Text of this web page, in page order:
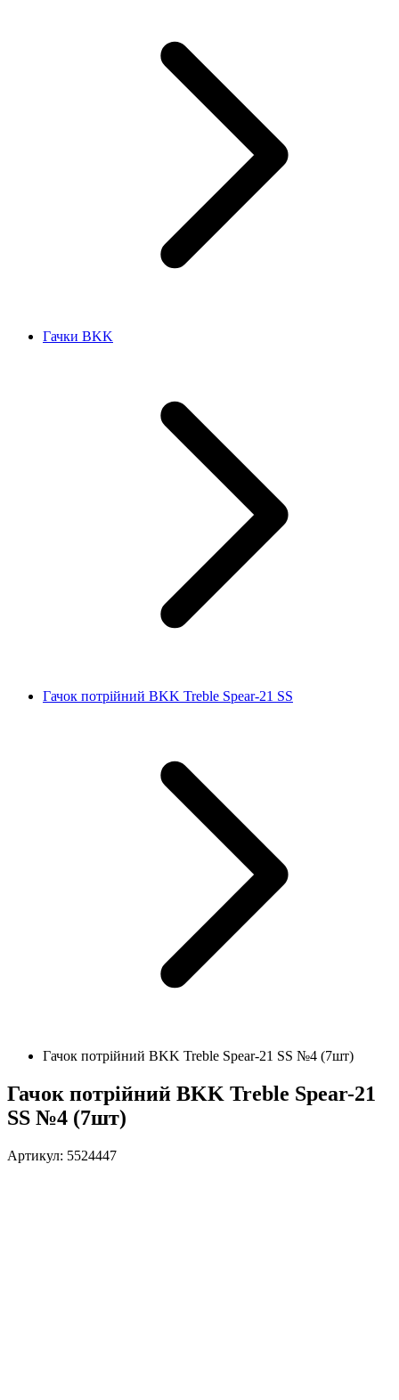
Гачки BKK
Гачок потрійний BKK Treble Spear-21 SS
Гачок потрійний BKK Treble Spear-21 SS №4 (7шт)
Гачок потрійний BKK Treble Spear-21
SS №4 (7шт)
Артикул: 5524447